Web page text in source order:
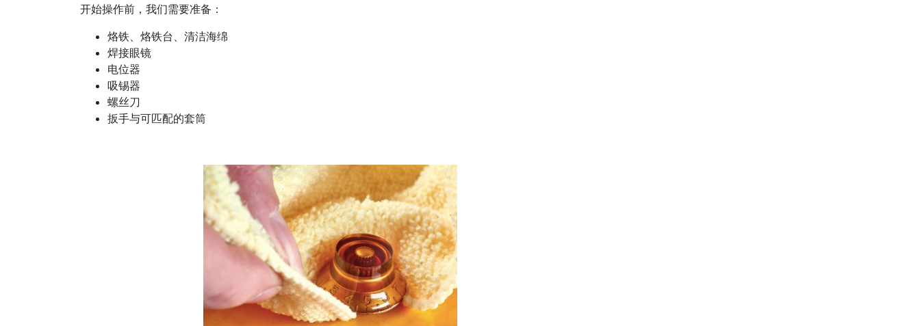
开始操作前，我们需要准备：
烙铁、烙铁台、清洁海绵
焊接眼镜
电位器
吸锡器
螺丝刀
扳手与可匹配的套筒